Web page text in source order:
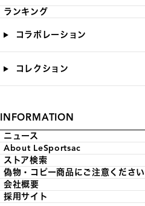
ランキング
コラボレーション
コレクション
INFORMATION
ニュース
About LeSportsac
ストア検索
偽物・コピー商品にご注意ください
会社概要
採用サイト